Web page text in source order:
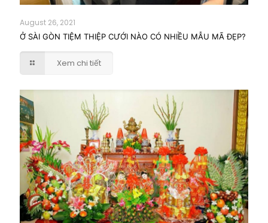
August 26, 2021
Ở SÀI GÒN TIỆM THIỆP CƯỚI NÀO CÓ NHIỀU MẪU MÃ ĐẸP?
Xem chi tiết